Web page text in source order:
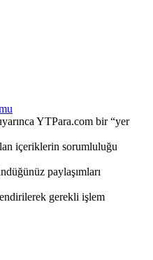
YTPara.com bir “yer
içeriklerin sorumluluğu
paylaşımları
gerekli işlem